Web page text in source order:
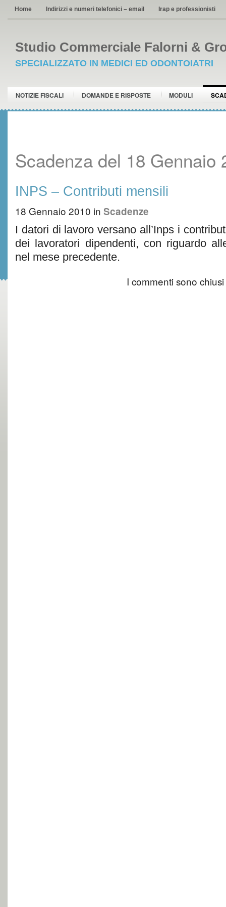
Home Indirizzi e numeri telefonici – email Irap e professionisti
Studio Commerciale Falorni &
SPECIALIZZATO IN MEDICI ED ODONTOIATRI
NOTIZIE FISCALI DOMANDE E RISPOSTE MODULI
Scadenza del 18 Gennaio
INPS – Contributi mensili
18 Gennaio 2010 in Scadenze
I datori di lavoro versano all’Inps i
dei lavoratori dipendenti, con riguardo
nel mese precedente.
I commenti sono chiusi